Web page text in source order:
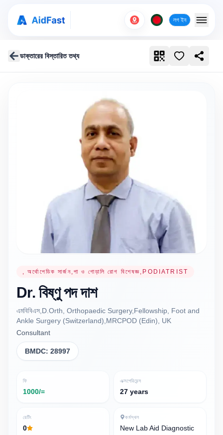
লগ ইন
ডাক্তারের বিস্তারিত তথ্য
, অর্থোপেডিক সার্জন,পা ও গোড়ালি রোগ বিশেষজ্ঞ,PODIATRIST
Dr. বিষ্ণু পদ দাশ
এমবিবিএস,D.Orth, Orthopaedic Surgery,Fellowship, Foot and
Ankle Surgery (Switzerland),MRCPOD (Edin), UK
Consultant
BMDC: 28997
ফি
1000/=
এক্সপেরিয়েন্স
27 years
রেটিং
0
কর্মস্থল
New Lab Aid Diagnostic